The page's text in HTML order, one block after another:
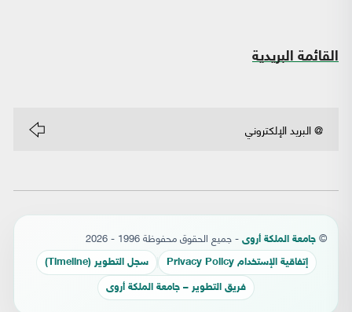
القائمة البريدية
© جامعة الملكة أروى - جميع الحقوق محفوظة 1996 - 2026
إتفاقية الإستخدام Privacy Policy سجل التطوير (Timeline)
فريق التطوير – جامعة الملكة أروى